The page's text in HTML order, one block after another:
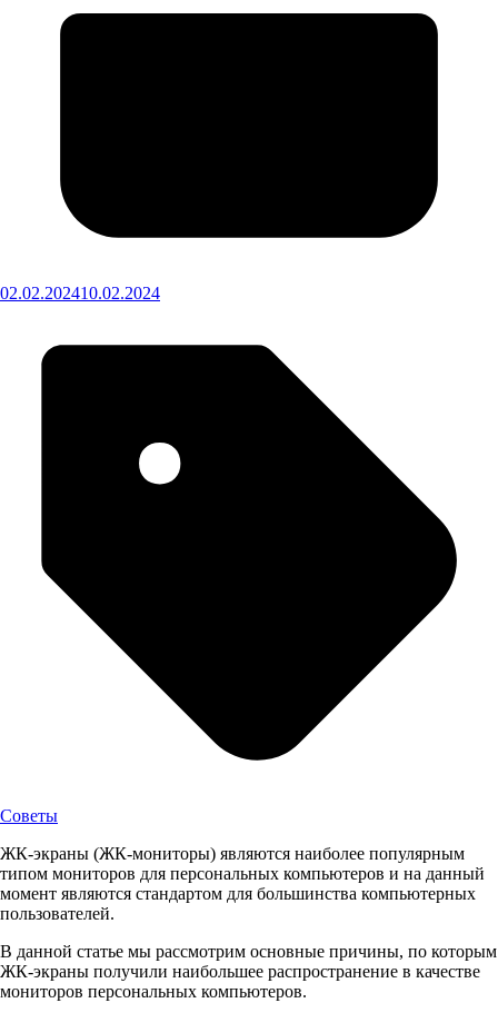
02.02.202410.02.2024
Советы
ЖК-экраны (ЖК-мониторы) являются наиболее популярным
типом мониторов для персональных компьютеров и на данный
момент являются стандартом для большинства компьютерных
пользователей.
В данной статье мы рассмотрим основные причины, по которым
ЖК-экраны получили наибольшее распространение в качестве
мониторов персональных компьютеров.